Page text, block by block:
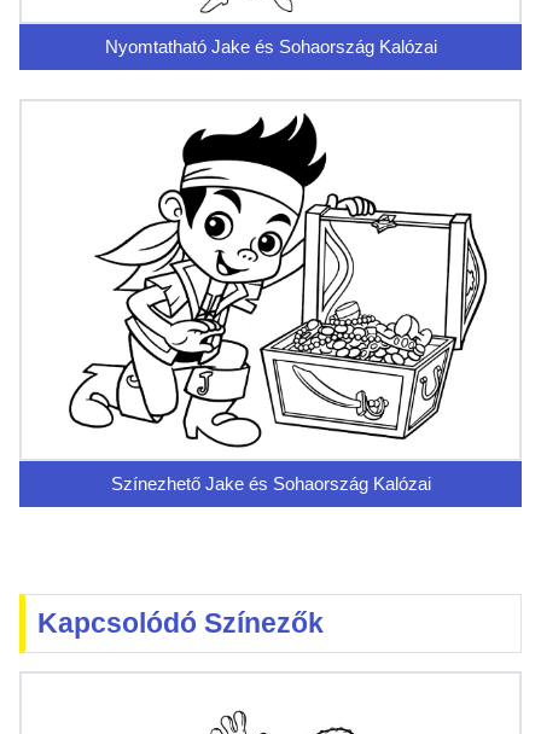
Nyomtatható Jake és Sohaország Kalózai
Színezhető Jake és Sohaország Kalózai
Kapcsolódó Színezők